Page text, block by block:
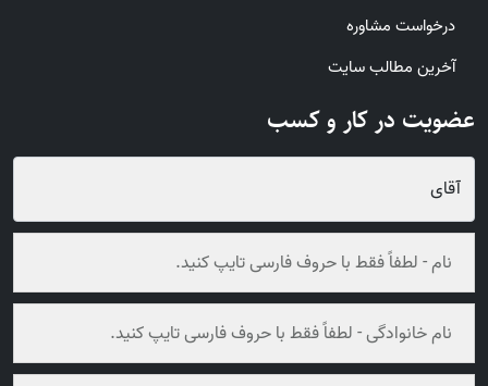
درخواست مشاوره
آخرین مطالب سایت
عضویت در کار و کسب